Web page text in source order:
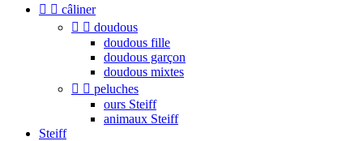
  câliner
  doudous
doudous fille
doudous garçon
doudous mixtes
  peluches
ours Steiff
animaux Steiff
Steiff